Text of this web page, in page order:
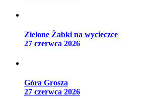
Zielone Żabki na wycieczce
27 czerwca 2026
Góra Grosza
27 czerwca 2026